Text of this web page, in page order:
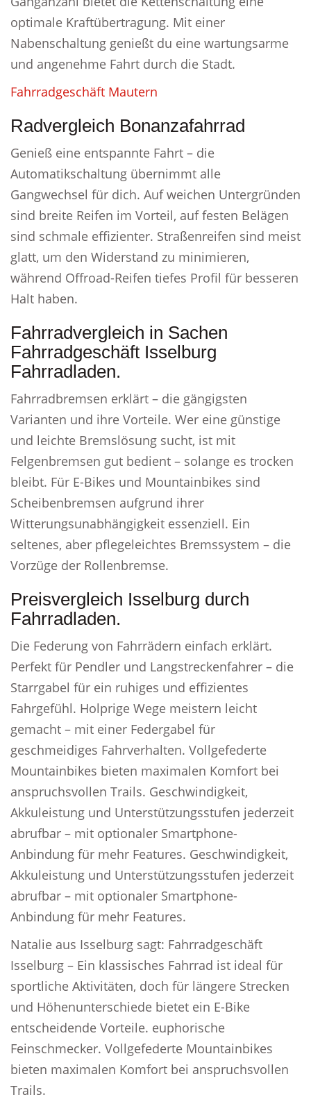
optimale Kraftübertragung. Mit einer
Nabenschaltung genießt du eine wartungsarme
und angenehme Fahrt durch die Stadt.
Fahrradgeschäft Mautern
Radvergleich Bonanzafahrrad
Genieß eine entspannte Fahrt – die
Automatikschaltung übernimmt alle
Gangwechsel für dich. Auf weichen Untergründen
sind breite Reifen im Vorteil, auf festen Belägen
sind schmale effizienter. Straßenreifen sind meist
glatt, um den Widerstand zu minimieren,
während Offroad-Reifen tiefes Profil für besseren
Halt haben.
Fahrradvergleich in Sachen
Fahrradgeschäft Isselburg
Fahrradladen.
Fahrradbremsen erklärt – die gängigsten
Varianten und ihre Vorteile. Wer eine günstige
und leichte Bremslösung sucht, ist mit
Felgenbremsen gut bedient – solange es trocken
bleibt. Für E-Bikes und Mountainbikes sind
Scheibenbremsen aufgrund ihrer
Witterungsunabhängigkeit essenziell. Ein
seltenes, aber pflegeleichtes Bremssystem – die
Vorzüge der Rollenbremse.
Preisvergleich Isselburg durch
Fahrradladen.
Die Federung von Fahrrädern einfach erklärt.
Perfekt für Pendler und Langstreckenfahrer – die
Starrgabel für ein ruhiges und effizientes
Fahrgefühl. Holprige Wege meistern leicht
gemacht – mit einer Federgabel für
geschmeidiges Fahrverhalten. Vollgefederte
Mountainbikes bieten maximalen Komfort bei
anspruchsvollen Trails. Geschwindigkeit,
Akkuleistung und Unterstützungsstufen jederzeit
abrufbar – mit optionaler Smartphone-
Anbindung für mehr Features. Geschwindigkeit,
Akkuleistung und Unterstützungsstufen jederzeit
abrufbar – mit optionaler Smartphone-
Anbindung für mehr Features.
Natalie aus Isselburg sagt: Fahrradgeschäft
Isselburg – Ein klassisches Fahrrad ist ideal für
sportliche Aktivitäten, doch für längere Strecken
und Höhenunterschiede bietet ein E-Bike
entscheidende Vorteile. euphorische
Feinschmecker. Vollgefederte Mountainbikes
bieten maximalen Komfort bei anspruchsvollen
Trails.